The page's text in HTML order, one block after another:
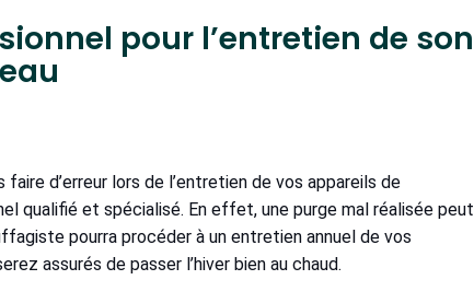
pour l’entretien de son
d’erreur lors de l’entretien de vos appareils de
qualifié et spécialisé. En effet, une purge mal réalisée peut
pourra procéder à un entretien annuel de vos
assurés de passer l’hiver bien au chaud.